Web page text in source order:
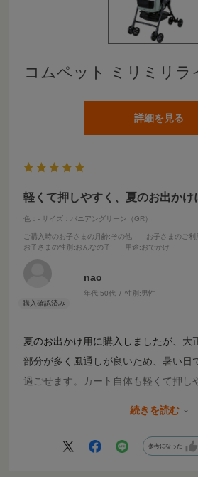
コムペット ミリミリラ
詳細を見る
軽くて押しやすく、夏のお出かけ
色：- サイズ：バニアングリーン（GR）
ご購入時のお子さまの月齢:その他 お子さまのご利
お子さまの性別 :おんなの子 用途:おでかけ
nao
年代:50代 性別:男性
夏のお出かけ用に購入しましたが、大
部分が多く風通しが良いため、暑い日
過ごせます。カート自体も軽くて押し
けにおすすめです。
続きを読む
参考になった